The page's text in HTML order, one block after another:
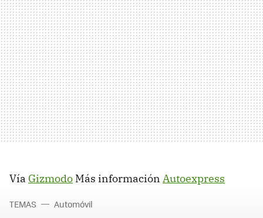
Vía Gizmodo Más información Autoexpress
TEMAS Automóvil